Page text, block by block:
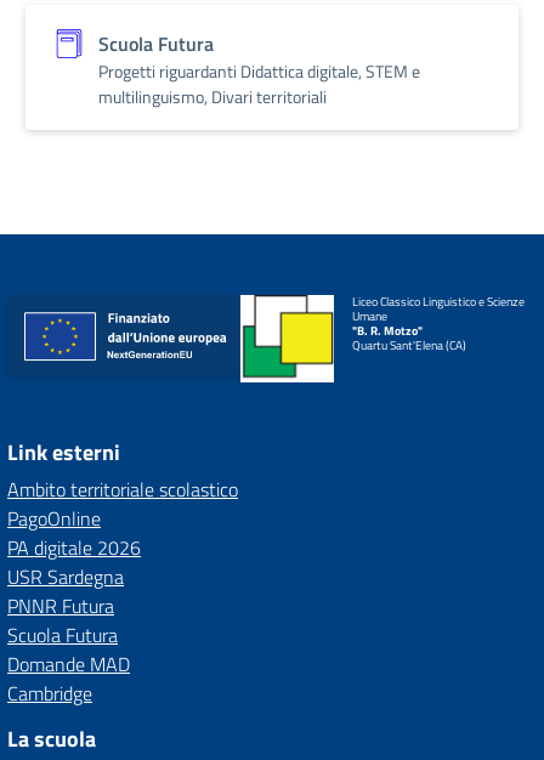
Scuola Futura
Progetti riguardanti Didattica digitale, STEM e
multilinguismo, Divari territoriali
Liceo Classico Linguistico e Scienze
Umane
"B. R. Motzo"
Quartu Sant'Elena (CA)
Link esterni
Ambito territoriale scolastico
PagoOnline
PA digitale 2026
USR Sardegna
PNNR Futura
Scuola Futura
Domande MAD
Cambridge
La scuola